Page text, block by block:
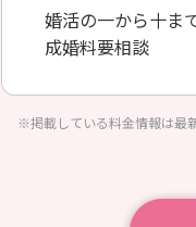
婚活の一から十ま
成婚料要相談
※掲載している料金情報は最